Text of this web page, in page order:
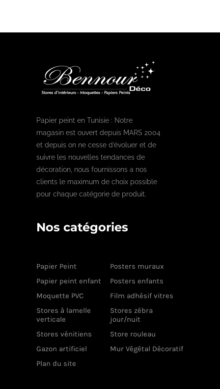
Papier peint en Tunisie : Notre
magasin est ouvert depuis MARS 2004
et depuis on ne cesse d’évoluer et de
suivre les nouvelles tendances de
décoration, nous fournissons a nos
clients le maximum de choix possible
pour chaque catégorie de produit.
Nos catégories
Papier Peint
Posters muraux
Papier peint enfant
Posters enfants
Moquette PVC
Film adhésif vitres
Stores à lamelle
verticale
Stores zébra
jour/nuit
Stores vénitiens
Store rouleau
Gazon artificiel
Mur Végétal Décoratif
Plan du site